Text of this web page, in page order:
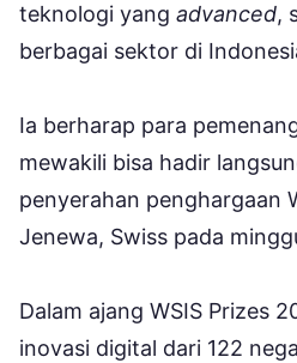
teknologi yang advanced,
berbagai sektor di
Ia berharap para
mewakili bisa hadir
penyerahan penghargaan
Jenewa, Swiss pada
Dalam ajang WSIS Prizes
inovasi digital dari 122